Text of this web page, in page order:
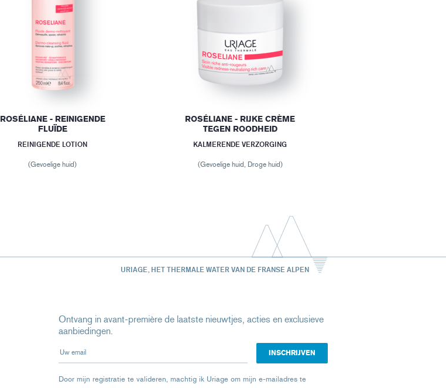
ROSÉLIANE - REINIGENDE
FLUÏDE
REINIGENDE LOTION
(Gevoelige huid)
ROSÉLIANE - RIJKE CRÈME
TEGEN ROODHEID
KALMERENDE VERZORGING
(Gevoelige huid, Droge huid)
URIAGE, HET THERMALE WATER VAN DE FRANSE ALPEN
Ontvang in avant-première de laatste nieuwtjes, acties en exclusieve
aanbiedingen.
Uw email
Door mijn registratie te valideren, machtig ik Uriage om mijn e-mailadres te